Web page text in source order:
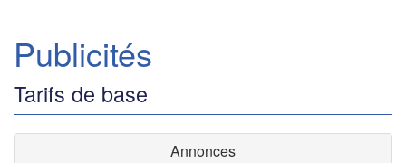
Publicités
Tarifs de base
Annonces